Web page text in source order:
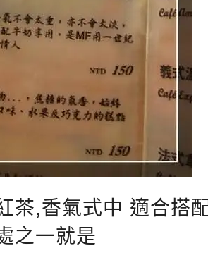
茶,香氣式中 適合搭
之一就是